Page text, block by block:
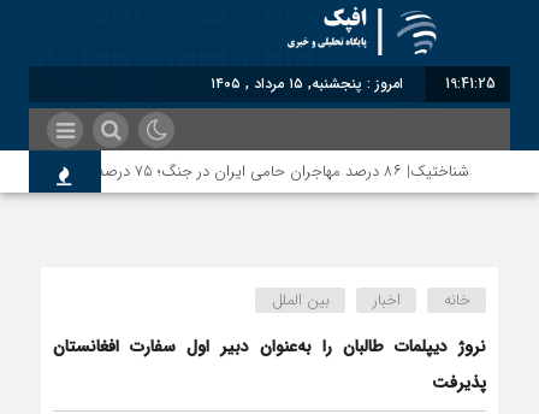
19:41:25 امروز : پنجشنبه, ۱۵ مرداد , ۱۴۰۵
شناختیک| ۸۶ درصد مهاجران حامی ایران در جنگ؛ ۷۵ درصد مهاجران دولت چهاردهم را خیرخواه خود نمی‌دانند
خانه اخبار بین الملل
نروژ دیپلمات طالبان را به‌عنوان دبیر اول سفارت افغانستان
پذیرفت